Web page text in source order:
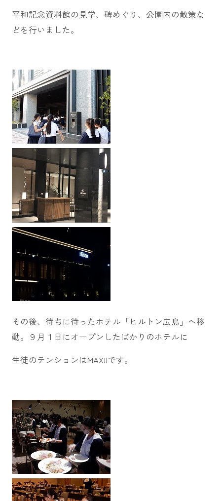
平和記念資料館の見学、碑めぐり、公園内の散策な
どを行いました。
その後、待ちに待ったホテル「ヒルトン広島」へ移
動。９月１日にオープンしたばかりのホテルに
生徒のテンションはMAX!!です。